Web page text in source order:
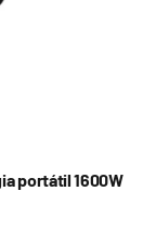
portátil 1600W